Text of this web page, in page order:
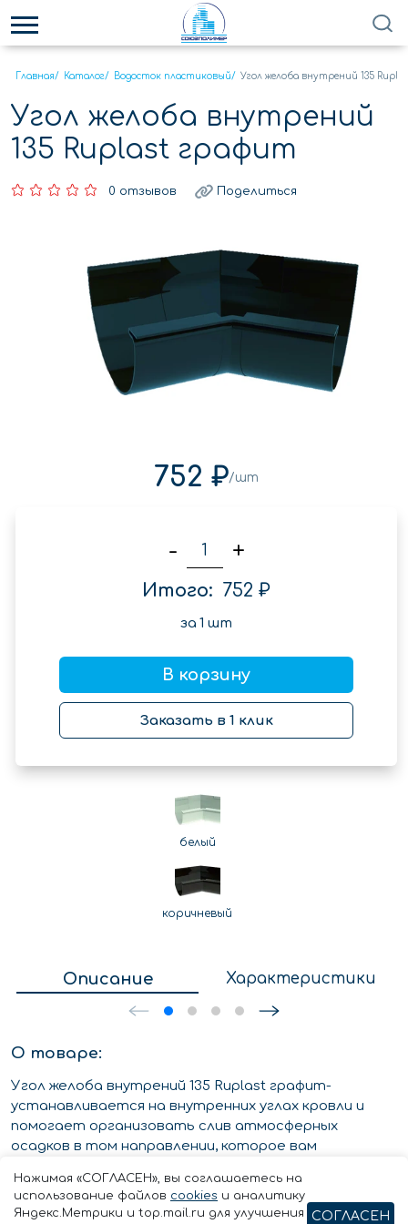
Главная/ Каталог/ Водосток пластиковый/ Угол желоба внутрений 135
Угол желоба внутрений
135 Ruplast графит
0 отзывов Поделиться
752 ₽/шт
- +
Итого: 752 ₽
за 1 шт
В корзину
Заказать в 1 клик
белый
коричневый
Описание Характеристики
О товаре:
Угол желоба внутрений 135 Ruplast графит-
устанавливается на внутренних углах кровли и
помогает организовать слив атмосферных
осадков в том направлении, которое вам
Документы:
Нажимая «СОГЛАСЕН», вы соглашаетесь на
использование файлов cookies и аналитику
Яндекс.Метрики и top.mail.ru для улучшения
СОГЛАСЕН